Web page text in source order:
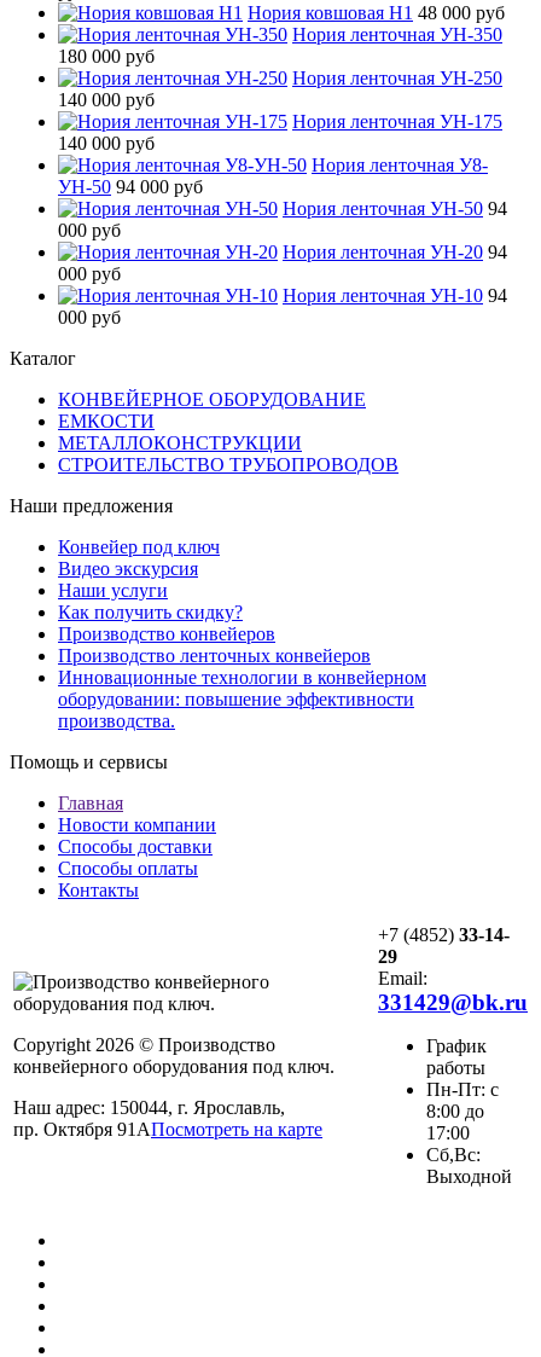
Нория ковшовая Н1 48 000 руб
Нория ленточная УН-350
180 000 руб
Нория ленточная УН-250
140 000 руб
Нория ленточная УН-175
140 000 руб
Нория ленточная У8-
УН-50 94 000 руб
Нория ленточная УН-50 94
000 руб
Нория ленточная УН-20 94
000 руб
Нория ленточная УН-10 94
000 руб
Каталог
КОНВЕЙЕРНОЕ ОБОРУДОВАНИЕ
ЕМКОСТИ
МЕТАЛЛОКОНСТРУКЦИИ
СТРОИТЕЛЬСТВО ТРУБОПРОВОДОВ
Наши предложения
Конвейер под ключ
Видео экскурсия
Наши услуги
Как получить скидку?
Производство конвейеров
Производство ленточных конвейеров
Инновационные технологии в конвейерном
оборудовании: повышение эффективности
производства.
Помощь и сервисы
Главная
Новости компании
Способы доставки
Способы оплаты
Контакты
Copyright 2026 © Производство
конвейерного оборудования под ключ.
Наш адрес: 150044, г. Ярославль,
пр. Октября 91АПосмотреть на карте
+7 (4852) 33-14-
29
Email:
331429@bk.ru
График
работы
Пн-Пт: с
8:00 до
17:00
Сб,Вс:
Выходной